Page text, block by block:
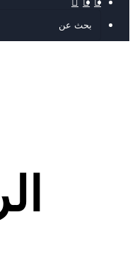
جانبي